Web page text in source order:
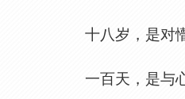
十八岁，是对
一百天，是与